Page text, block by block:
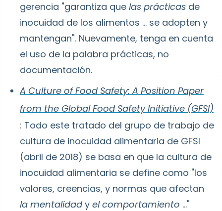
gerencia "garantiza que las prácticas de
inocuidad de los alimentos ... se adopten y
mantengan". Nuevamente, tenga en cuenta
el uso de la palabra prácticas, no
documentación.
A Culture of Food Safety: A Position Paper
from the Global Food Safety Initiative (GFSI)
: Todo este tratado del grupo de trabajo de
cultura de inocuidad alimentaria de GFSI
(abril de 2018) se basa en que la cultura de
inocuidad alimentaria se define como "los
valores, creencias, y normas que afectan
la mentalidad y el comportamiento ..."